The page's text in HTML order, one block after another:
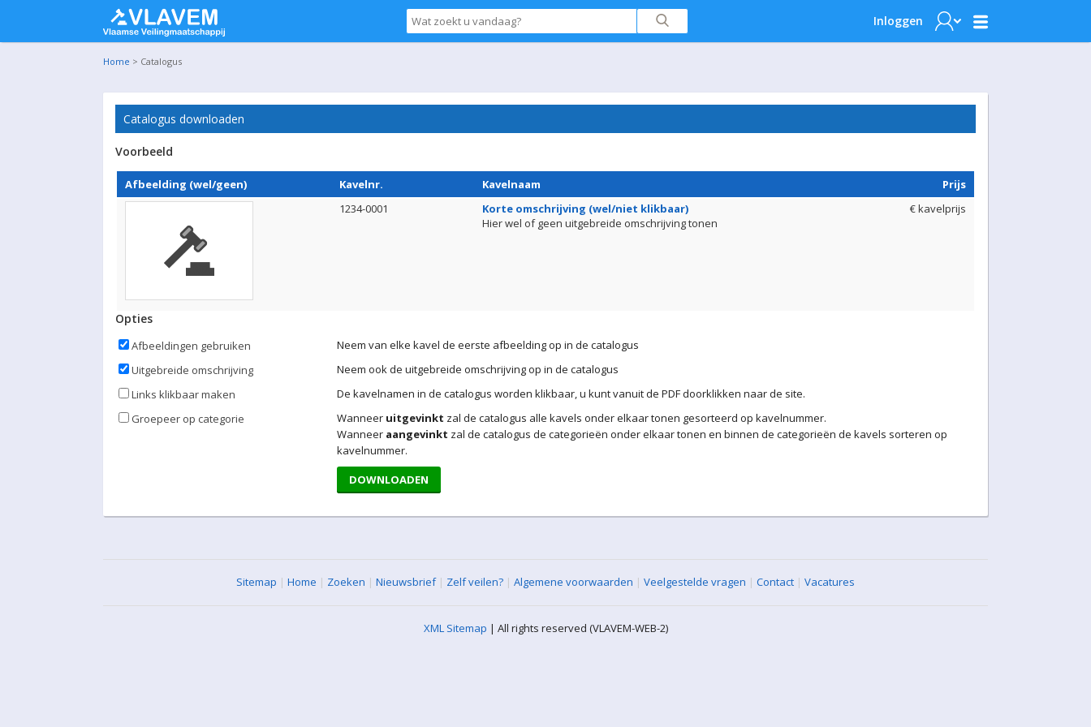
Inloggen
Home > Catalogus
Catalogus downloaden
Voorbeeld
Afbeelding (wel/geen) Kavelnr. Kavelnaam
Prijs
1234-0001
Korte omschrijving (wel/niet klikbaar)
Hier wel of geen uitgebreide omschrijving tonen
€ kavelprijs
Opties
Afbeeldingen gebruiken
Neem van elke kavel de eerste afbeelding op in de catalogus
Uitgebreide omschrijving
Neem ook de uitgebreide omschrijving op in de catalogus
Links klikbaar maken
De kavelnamen in de catalogus worden klikbaar, u kunt vanuit de PDF doorklikken naar de site.
Groepeer op categorie
Wanneer uitgevinkt zal de catalogus alle kavels onder elkaar tonen gesorteerd op kavelnummer.
Wanneer aangevinkt zal de catalogus de categorieën onder elkaar tonen en binnen de categorieën de kavels sorteren op
kavelnummer.
DOWNLOADEN
Sitemap | Home | Zoeken | Nieuwsbrief| Zelf veilen? | Algemene voorwaarden | Veelgestelde vragen | Contact | Vacatures
XML Sitemap | All rights reserved (VLAVEM-WEB-2)